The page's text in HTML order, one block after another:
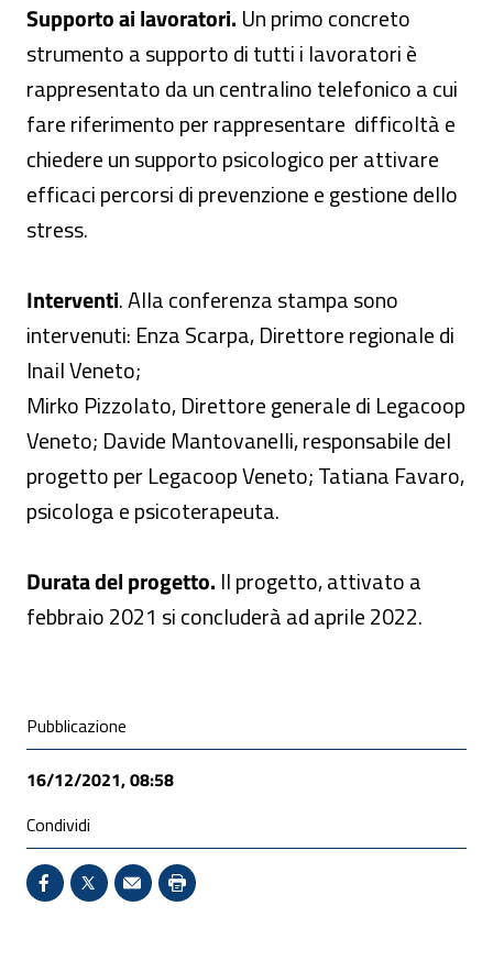
Supporto ai lavoratori. Un primo concreto
strumento a supporto di tutti i lavoratori è
rappresentato da un centralino telefonico a cui
fare riferimento per rappresentare difficoltà e
chiedere un supporto psicologico per attivare
efficaci percorsi di prevenzione e gestione dello
stress.
Interventi. Alla conferenza stampa sono
intervenuti: Enza Scarpa, Direttore regionale di
Inail Veneto;
Mirko Pizzolato, Direttore generale di Legacoop
Veneto; Davide Mantovanelli, responsabile del
progetto per Legacoop Veneto; Tatiana Favaro,
psicologa e psicoterapeuta.
Durata del progetto. Il progetto, attivato a
febbraio 2021 si concluderà ad aprile 2022.
Condivisione social
Pubblicazione
16/12/2021, 08:58
Condividi
Condividi su Facebook - Sito esterno - Apertura in
X - Sito esterno - Apertura in nuova finestra
Invio Mail: apre il programma di posta
Stampa pagina: scelta meno